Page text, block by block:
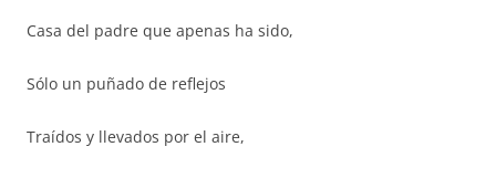
Casa del padre que apenas ha sido,
Sólo un puñado de reflejos
Traídos y llevados por el aire,